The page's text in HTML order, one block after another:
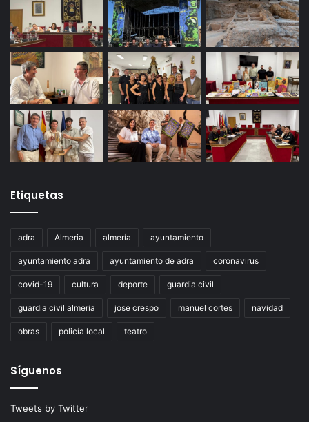
Etiquetas
adra Almeria almería ayuntamiento
ayuntamiento adra ayuntamiento de adra coronavirus
covid-19 cultura deporte guardia civil
guardia civil almeria jose crespo manuel cortes navidad
obras policía local teatro
Síguenos
Tweets by Twitter